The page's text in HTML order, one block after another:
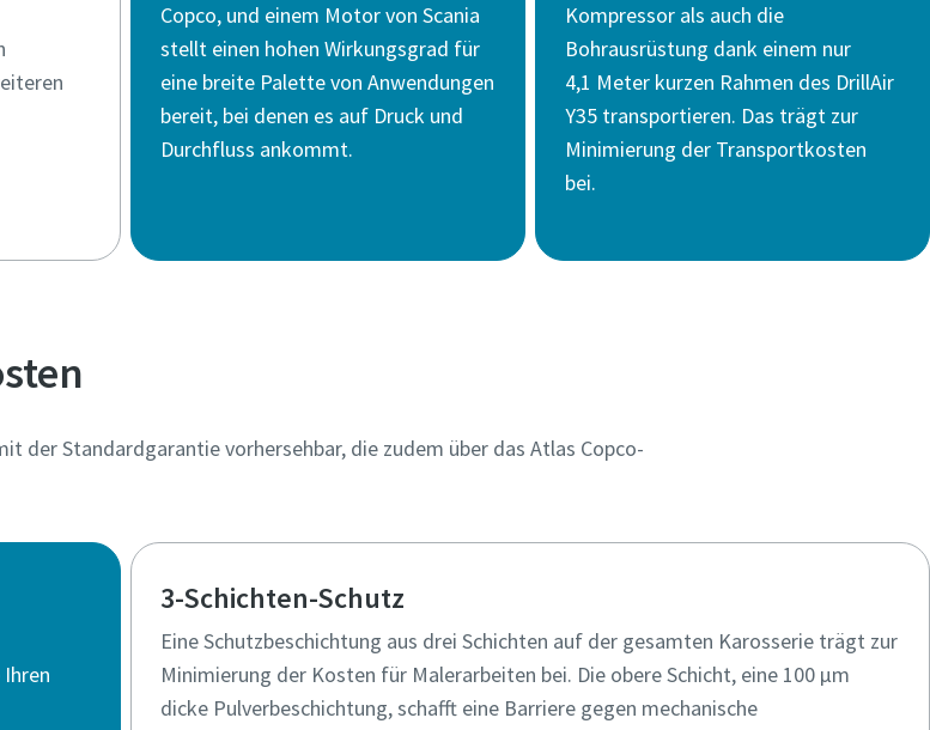
Copco, und einem Motor von Scania
stellt einen hohen Wirkungsgrad für
eine breite Palette von Anwendungen
bereit, bei denen es auf Druck und
Durchfluss ankommt.
Kompressor als auch die
Bohrausrüstung dank einem nur
4,1 Meter kurzen Rahmen des DrillAir
Y35 transportieren. Das trägt zur
Minimierung der Transportkosten
bei.
der Standardgarantie vorhersehbar, die zudem über das Atlas Copco-
3-Schichten-Schutz
Eine Schutzbeschichtung aus drei Schichten auf der gesamten Karosserie trägt zur
Minimierung der Kosten für Malerarbeiten bei. Die obere Schicht, eine 100 µm
dicke Pulverbeschichtung, schafft eine Barriere gegen mechanische